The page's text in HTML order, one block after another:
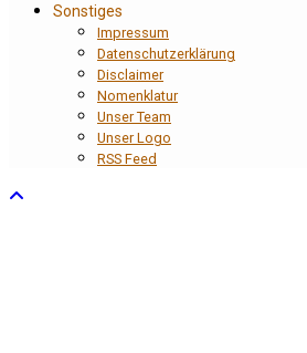
Sonstiges
Impressum
Datenschutzerklärung
Disclaimer
Nomenklatur
Unser Team
Unser Logo
RSS Feed